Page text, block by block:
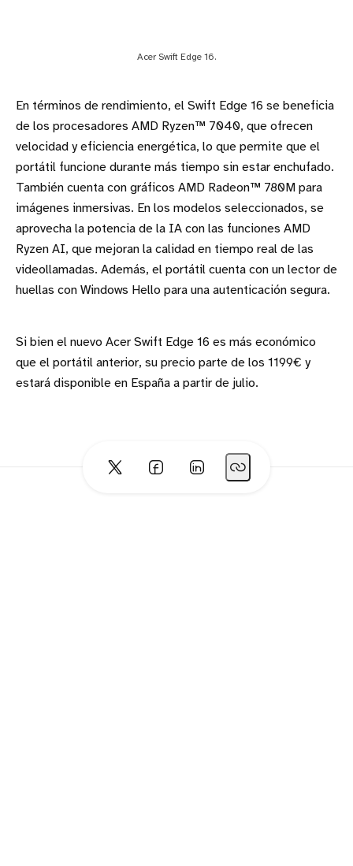
Acer Swift Edge 16.
En términos de rendimiento, el Swift Edge 16 se beneficia
de los procesadores AMD Ryzen™ 7040, que ofrecen
velocidad y eficiencia energética, lo que permite que el
portátil funcione durante más tiempo sin estar enchufado.
También cuenta con gráficos AMD Radeon™ 780M para
imágenes inmersivas. En los modelos seleccionados, se
aprovecha la potencia de la IA con las funciones AMD
Ryzen AI, que mejoran la calidad en tiempo real de las
videollamadas. Además, el portátil cuenta con un lector de
huellas con Windows Hello para una autenticación segura.
Si bien el nuevo Acer Swift Edge 16 es más económico
que el portátil anterior, su precio parte de los 1199€ y
estará disponible en España a partir de julio.